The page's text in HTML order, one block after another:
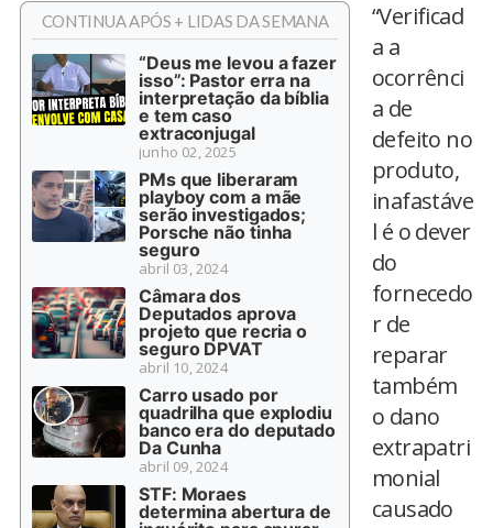
CONTINUA APÓS + LIDAS DA SEMANA
“Deus me levou a fazer
isso”: Pastor erra na
interpretação da bíblia
e tem caso
extraconjugal
junho 02, 2025
PMs que liberaram
playboy com a mãe
serão investigados;
Porsche não tinha
seguro
abril 03, 2024
Câmara dos
Deputados aprova
projeto que recria o
seguro DPVAT
abril 10, 2024
Carro usado por
quadrilha que explodiu
banco era do deputado
Da Cunha
abril 09, 2024
STF: Moraes
determina abertura de
“Verificad
a a
ocorrênci
a de
defeito no
produto,
inafastáve
l é o dever
do
fornecedo
r de
reparar
também
o dano
extrapatri
monial
causado